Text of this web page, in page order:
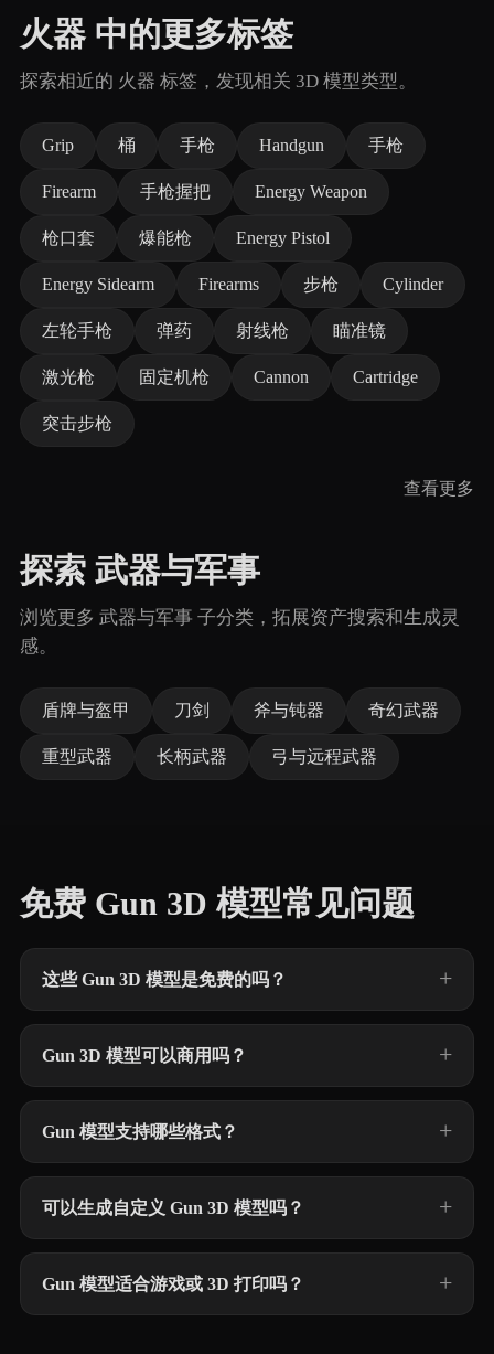
火器 中的更多标签
探索相近的 火器 标签，发现相关 3D 模型类型。
Grip 桶 手枪 Handgun 手枪
Firearm 手枪握把 Energy Weapon
枪口套 爆能枪 Energy Pistol
Energy Sidearm Firearms 步枪 Cylinder
左轮手枪 弹药 射线枪 瞄准镜
激光枪 固定机枪 Cannon Cartridge
突击步枪
查看更多
探索 武器与军事
浏览更多 武器与军事 子分类，拓展资产搜索和生成灵
感。
盾牌与盔甲 刀剑 斧与钝器 奇幻武器
重型武器 长柄武器 弓与远程武器
免费 Gun 3D 模型常见问题
这些 Gun 3D 模型是免费的吗？
Gun 3D 模型可以商用吗？
Gun 模型支持哪些格式？
可以生成自定义 Gun 3D 模型吗？
Gun 模型适合游戏或 3D 打印吗？